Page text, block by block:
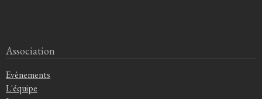
Association
Evènements
L'équipe